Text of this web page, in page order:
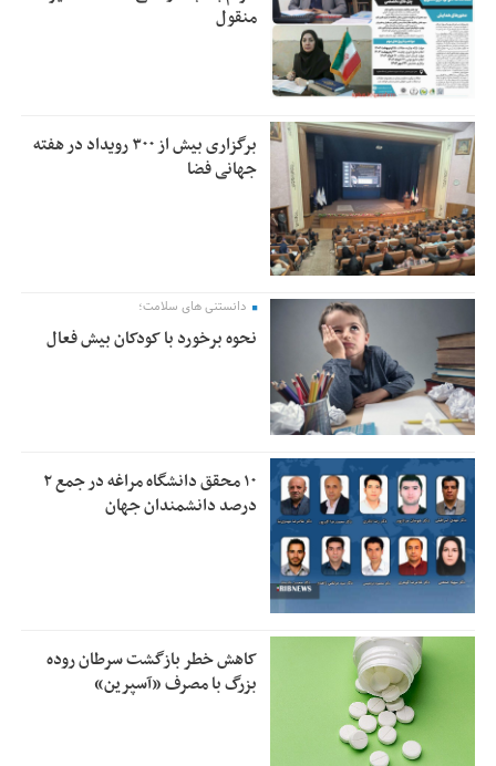
منقول
برگزاری بیش از ۳۰۰ رویداد در هفته
جهانی فضا
دانستنی های سلامت؛
نحوه برخورد با کودکان بیش فعال
۱۰ محقق دانشگاه مراغه در جمع ۲
درصد دانشمندان جهان
کاهش خطر بازگشت سرطان روده
بزرگ با مصرف «آسپرین»